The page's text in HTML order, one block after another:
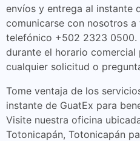
envíos y entrega al instante
comunicarse con nosotros a
telefónico +502 2323 0500.
durante el horario comercial
cualquier solicitud o
Tome ventaja de los
instante de GuatEx para
Visite nuestra oficina
Totonicapán, Totonicapán